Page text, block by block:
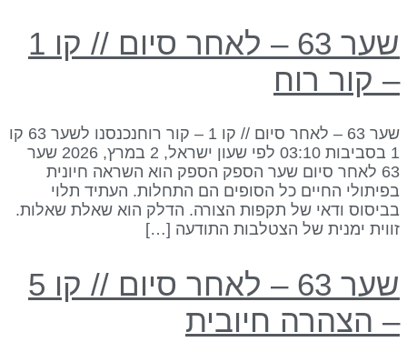
שער 63 – לאחר סיום // קו 1
קור רוח
שער 63 – לאחר סיום // קו 1 – קור רוחנכנסנו לשער 63 קו
1 בסביבות 03:10 לפי שעון ישראל, 2 במרץ, 2026 שער
63 לאחר סיום שער הספק הספק הוא השראה חיונית
החיים כל הסופים הם התחלות. העתיד תלוי
ודאי של תקפות הצורה. הדלק הוא שאלת שאלות.
ימנית של הצטלבות התודעה […]
שער 63 – לאחר סיום // קו 5
הצהרה חיובית